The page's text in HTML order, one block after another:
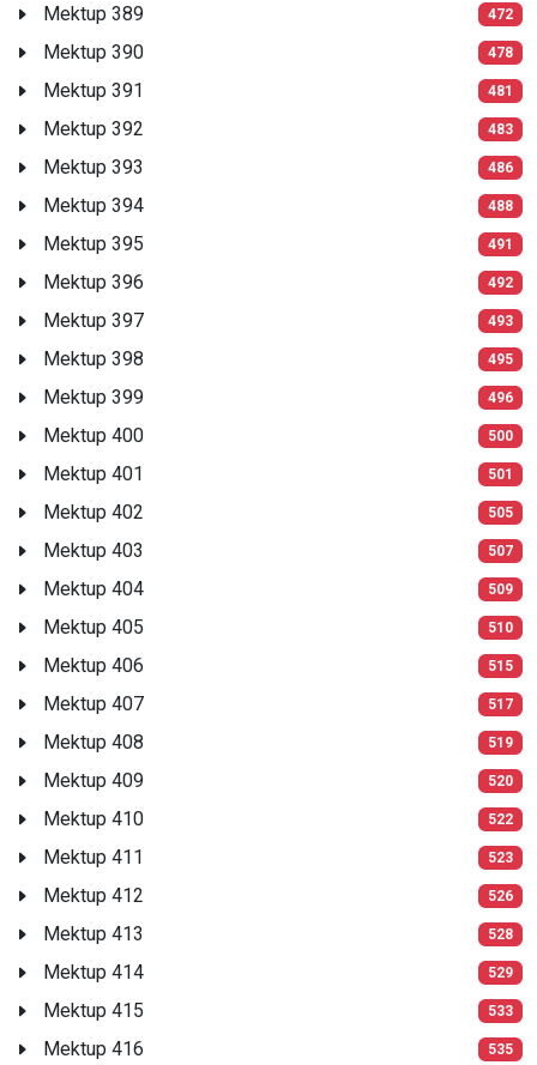
Mektup 389 472
Mektup 390 478
Mektup 391 481
Mektup 392 483
Mektup 393 486
Mektup 394 488
Mektup 395 491
Mektup 396 492
Mektup 397 493
Mektup 398 495
Mektup 399 496
Mektup 400 500
Mektup 401 501
Mektup 402 505
Mektup 403 507
Mektup 404 509
Mektup 405 510
Mektup 406 515
Mektup 407 517
Mektup 408 519
Mektup 409 520
Mektup 410 522
Mektup 411 523
Mektup 412 526
Mektup 413 528
Mektup 414 529
Mektup 415 533
Mektup 416 535